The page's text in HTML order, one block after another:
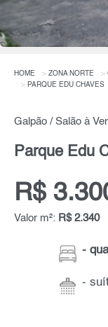
HOME ZONA NORTE
PARQUE EDU CHAVES
Parque Edu
R$
Valor m²: R$ 2.340
-
-